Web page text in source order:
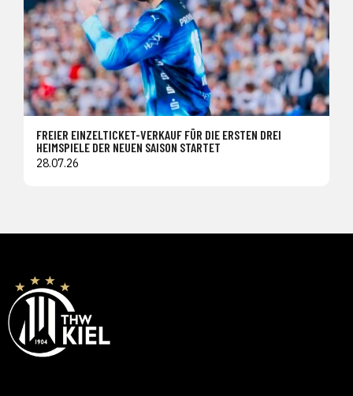
FREIER EINZELTICKET-VERKAUF FÜR DIE ERSTEN DREI
HEIMSPIELE DER NEUEN SAISON STARTET
28.07.26